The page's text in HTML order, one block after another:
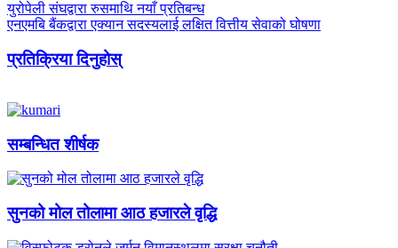
युरोपेली संघद्वारा रुसमाथि नयाँ प्रतिबन्ध
एनएमबि बैंकद्वारा एक्यान सदस्यलाई लक्षित वित्तीय सेवाको घोषणा
प्रतिक्रिया दिनुहोस्
सम्बन्धित शीर्षक
सुनको मोल तोलामा आठ हजारले वृद्धि